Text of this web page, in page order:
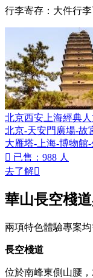
行李寄存：大件行李
北京西安上海經典
北京-天安門廣場-故
大雁塔-上海-博物館
 已售：988 人
去了解
華山長空棧
兩項特色體驗專案均
長空棧道
位於南峰東側山腰